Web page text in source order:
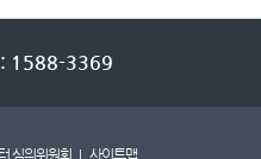
: 1588-3369
심의위원회 사이트맵